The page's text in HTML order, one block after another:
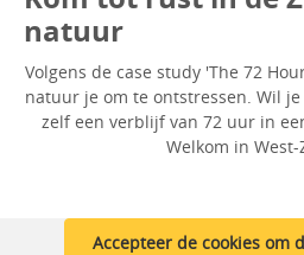
natuur
Volgens de case study 'The 72
natuur je om te ontstressen. Wil
zelf een verblijf van 72 uur in
Welkom in West-
Accepteer de cookies om